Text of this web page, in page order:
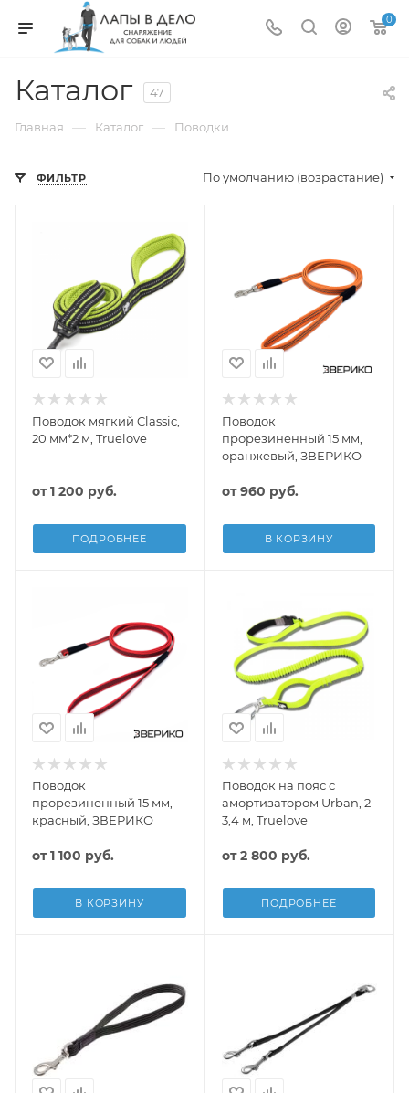
0
Каталог 47
Главная — Каталог — Поводки
ФИЛЬТР По умолчанию (возрастание)
Поводок мягкий Classic,
20 мм*2 м, Truelove
от1 200 руб.
ПОДРОБНЕЕ
Поводок
прорезиненный 15 мм,
оранжевый, ЗВЕРИКО
от960 руб.
В КОРЗИНУ
Поводок
прорезиненный 15 мм,
красный, ЗВЕРИКО
от1 100 руб.
В КОРЗИНУ
Поводок на пояс с
амортизатором Urban, 2-
3,4 м, Truelove
от2 800 руб.
ПОДРОБНЕЕ